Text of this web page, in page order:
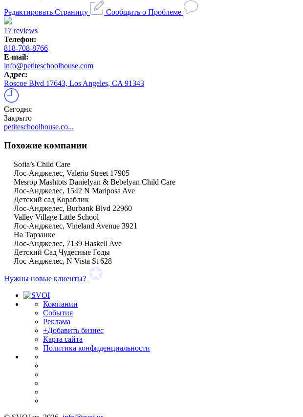
Редактировать Страницу
Сообщить о Проблеме
17 reviews
Телефон:
818-708-8766
E-mail:
info@petiteschoolhouse.com
Адрес:
Roscoe Blvd 17643, Los Angeles, CA 91343
Сегодня
Закрыто
petiteschoolhouse.co...
Похожие компании
Sofia’s Child Care
Лос-Анджелес, Valerio Street 17905
Mesrop Mashtots Danielyan & Bebelyan Child Care
Лос-Анджелес, 1542 N Mariposa Ave
Детский сад Кораблик
Лос-Анджелес, Burbank Blvd 22960
Valley Village Little School
Лос-Анджелес, Vineland Avenue 3921
На Тарзанке
Лос-Анджелес, 7139 Haskell Ave
Детский Сад Чудесные Годы
Лос-Анджелес, N Vista St 628
Нужны новые клиенты?
Компании
События
Реклама
+Добавить бизнес
Карта сайта
Политика конфиденциальности